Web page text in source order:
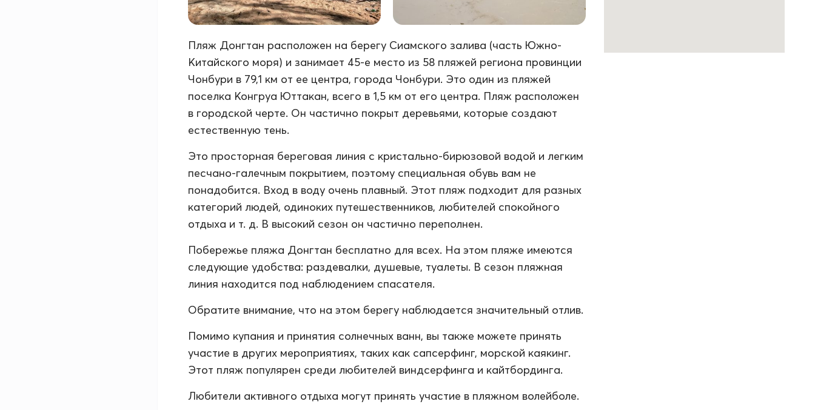
Пляж Донгтан расположен на берегу Сиамского залива (часть Южно-
Китайского моря) и занимает 45-е место из 58 пляжей региона провинции
Чонбури в 79,1 км от ее центра, города Чонбури. Это один из пляжей
поселка Конгруа Юттакан, всего в 1,5 км от его центра. Пляж расположен
в городской черте. Он частично покрыт деревьями, которые создают
естественную тень.
Это просторная береговая линия с кристально-бирюзовой водой и легким
песчано-галечным покрытием, поэтому специальная обувь вам не
понадобится. Вход в воду очень плавный. Этот пляж подходит для разных
категорий людей, одиноких путешественников, любителей спокойного
отдыха и т. д. В высокий сезон он частично переполнен.
Побережье пляжа Донгтан бесплатно для всех. На этом пляже имеются
следующие удобства: раздевалки, душевые, туалеты. В сезон пляжная
линия находится под наблюдением спасателя.
Обратите внимание, что на этом берегу наблюдается значительный отлив.
Помимо купания и принятия солнечных ванн, вы также можете принять
участие в других мероприятиях, таких как сапсерфинг, морской каякинг.
Этот пляж популярен среди любителей виндсерфинга и кайтбординга.
Любители активного отдыха могут принять участие в пляжном волейболе.